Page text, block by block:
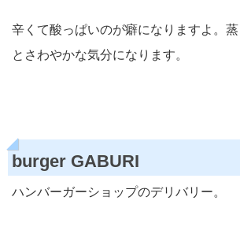
辛くて酸っぱいのが癖になりますよ。
とさわやかな気分になります。
burger GABURI
ハンバーガーショップのデリバリー。